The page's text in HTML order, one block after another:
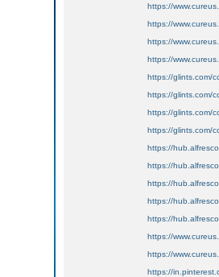
https://
https://
https://
https://
https://glints.com/
https://glints.com/
https://glints.com/
https://glints.com/
https://
https://
https://
https://
https://
https://
https://
https://